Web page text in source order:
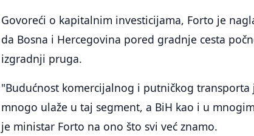
Govoreći o kapitalnim investicijama, Forto je
da Bosna i Hercegovina pored gradnje cesta
izgradnji pruga.
"Budućnost komercijalnog i putničkog transporta
mnogo ulaže u taj segment, a BiH kao i u
je ministar Forto na ono što svi već znamo.